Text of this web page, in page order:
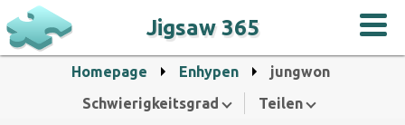
Jigsaw 365
Homepage Enhypen
jungwon
Schwierigkeitsgrad
Teilen